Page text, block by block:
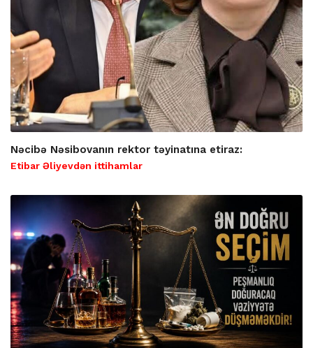
Nəcibə Nəsibovanın rektor təyinatına etiraz:
Etibar Əliyevdən ittihamlar